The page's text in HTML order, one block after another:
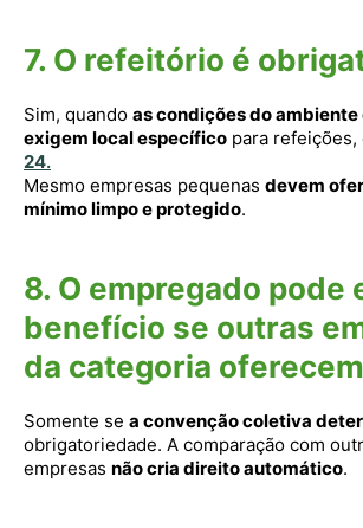
7. O refeitório é
Sim, quando as condições do
exigem local específico para refeições,
24.
Mesmo empresas pequenas devem
mínimo limpo e protegido.
8. O empregado pode
benefício se outras
da categoria
Somente se a convenção coletiva
obrigatoriedade. A comparação com
empresas não cria direito automático.